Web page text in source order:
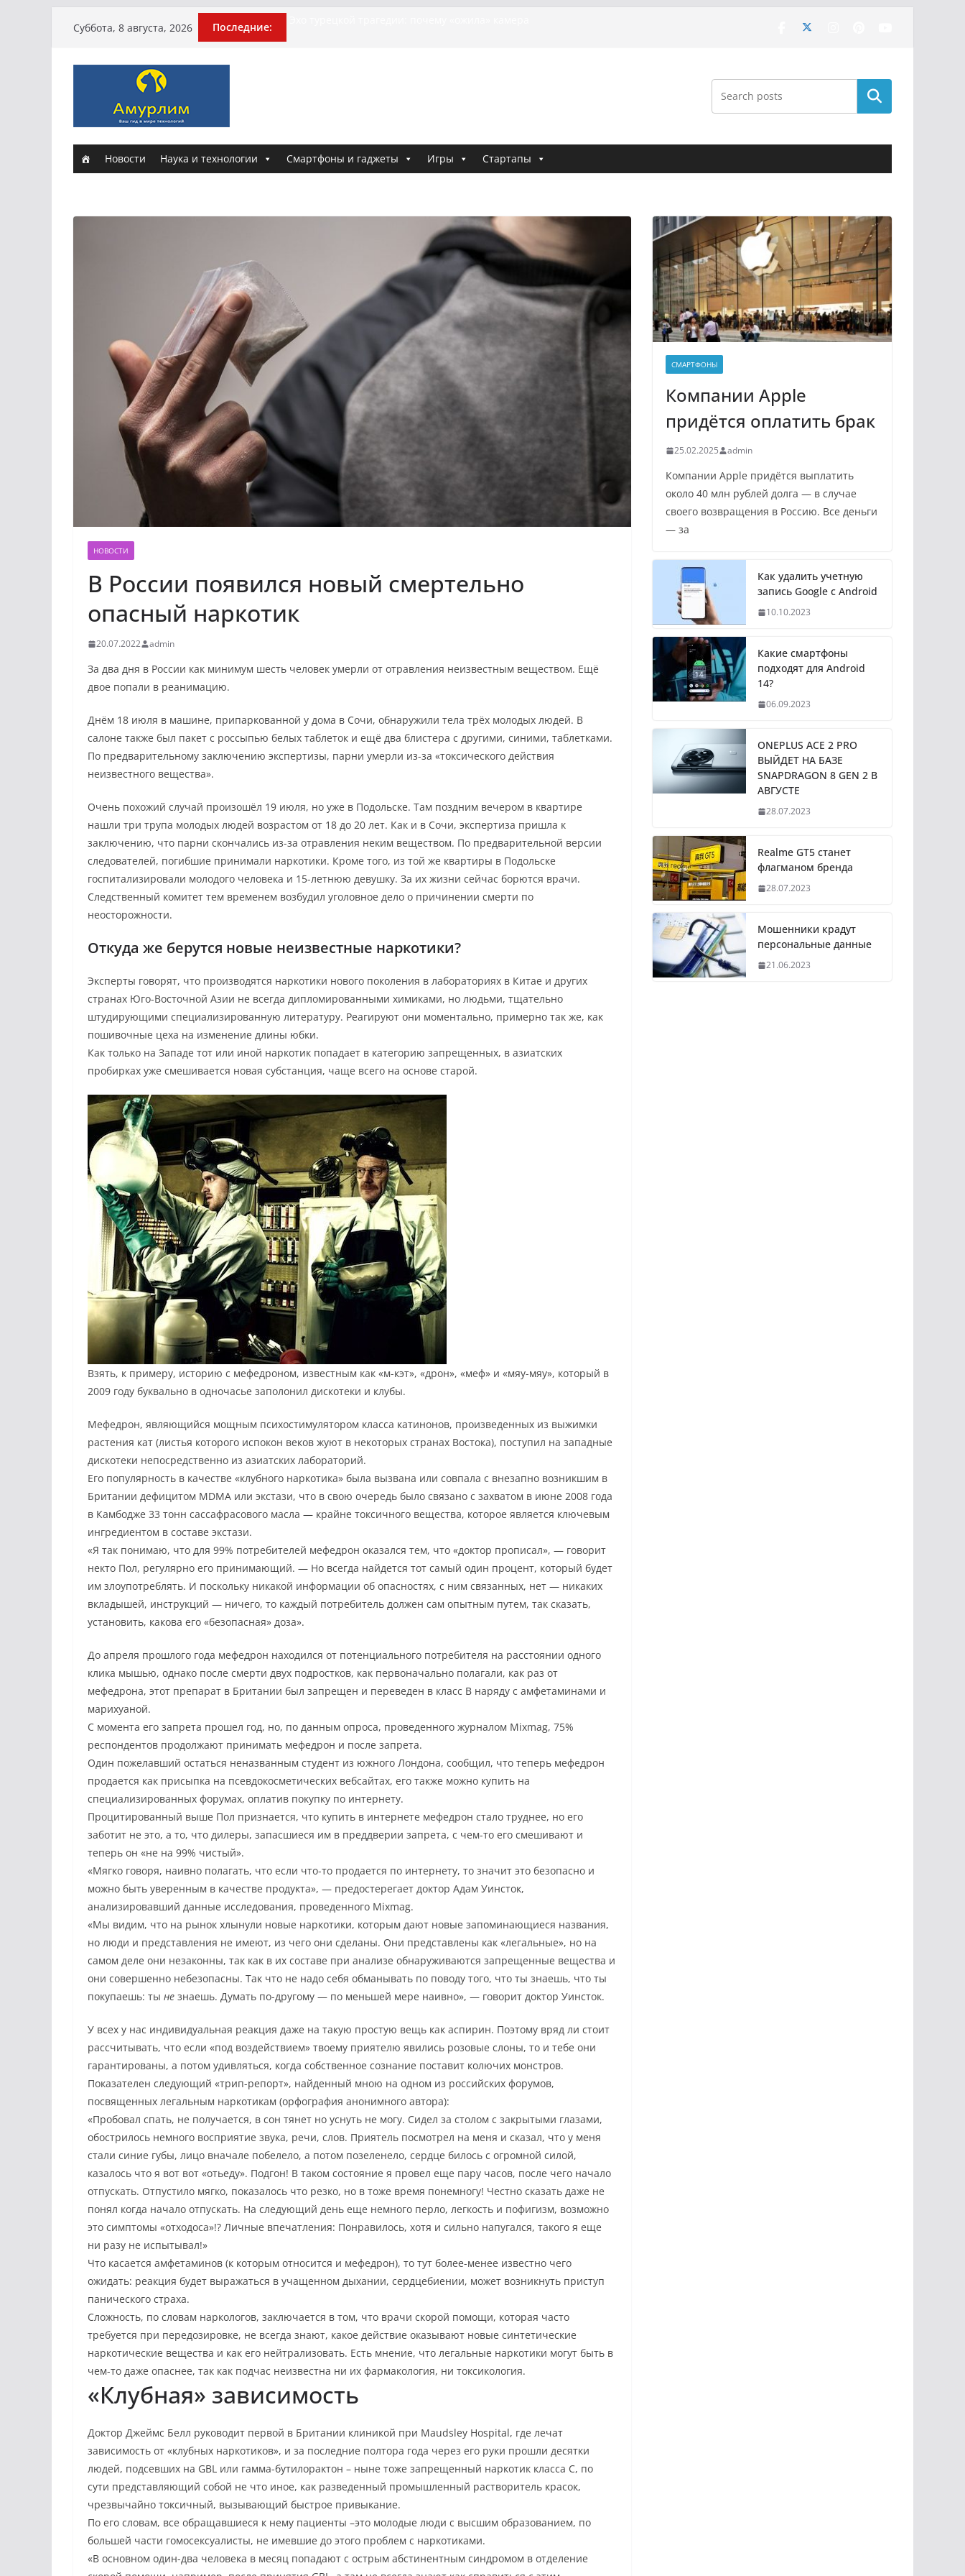
Суббота, 8 августа, 2026 Последние:
Поиск
Новости Наука и технологии Смартфоны и гаджеты Игры Стартапы
НОВОСТИ
В России появился новый смертельно
опасный наркотик
20.07.2022 admin
За два дня в России как минимум шесть человек умерли от отравления неизвестным веществом. Ещё
двое попали в реанимацию.
Днём 18 июля в машине, припаркованной у дома в Сочи, обнаружили тела трёх молодых людей. В
салоне также был пакет с россыпью белых таблеток и ещё два блистера с другими, синими, таблетками.
По предварительному заключению экспертизы, парни умерли из-за «токсического действия
неизвестного вещества».
Очень похожий случай произошёл 19 июля, но уже в Подольске. Там поздним вечером в квартире
нашли три трупа молодых людей возрастом от 18 до 20 лет. Как и в Сочи, экспертиза пришла к
заключению, что парни скончались из-за отравления неким веществом. По предварительной версии
следователей, погибшие принимали наркотики. Кроме того, из той же квартиры в Подольске
госпитализировали молодого человека и 15-летнюю девушку. За их жизни сейчас борются врачи.
Следственный комитет тем временем возбудил уголовное дело о причинении смерти по
неосторожности.
Откуда же берутся новые неизвестные наркотики?
Эксперты говорят, что производятся наркотики нового поколения в лабораториях в Китае и других
странах Юго-Восточной Азии не всегда дипломированными химиками, но людьми, тщательно
штудирующими специализированную литературу. Реагируют они моментально, примерно так же, как
пошивочные цеха на изменение длины юбки.
Как только на Западе тот или иной наркотик попадает в категорию запрещенных, в азиатских
пробирках уже смешивается новая субстанция, чаще всего на основе старой.
Взять, к примеру, историю с мефедроном, известным как «м-кэт», «дрон», «меф» и «мяу-мяу», который в
2009 году буквально в одночасье заполонил дискотеки и клубы.
Мефедрон, являющийся мощным психостимулятором класса катинонов, произведенных из выжимки
растения кат (листья которого испокон веков жуют в некоторых странах Востока), поступил на западные
дискотеки непосредственно из азиатских лабораторий.
Его популярность в качеcтве «клубного наркотика» была вызвана или совпала с внезапно возникшим в
Британии дефицитом MDMA или экстази, что в свою очередь было связано с захватом в июне 2008 года
в Камбодже 33 тонн сассафрасового масла — крайне токсичного вещества, которое является ключевым
ингредиентом в составе экстази.
«Я так понимаю, что для 99% потребителей мефедрон оказался тем, что «доктор прописал», — говорит
некто Пол, регулярно его принимающий. — Но всегда найдется тот самый один процент, который будет
им злоупотреблять. И поскольку никакой информации об опасностях, с ним связанных, нет — никаких
вкладышей, инструкций — ничего, то каждый потребитель должен сам опытным путем, так сказать,
установить, какова его «безопасная» доза».
До апреля прошлого года мефедрон находился от потенциального потребителя на расстоянии одного
клика мышью, однако после смерти двух подростков, как первоначально полагали, как раз от
мефедрона, этот препарат в Британии был запрещен и переведен в класс В наряду с амфетаминами и
марихуаной.
С момента его запрета прошел год, но, по данным опроса, проведенного журналом Mixmag, 75%
респондентов продолжают принимать мефедрон и после запрета.
Один пожелавший остаться неназванным студент из южного Лондона, сообщил, что теперь мефедрон
продается как присыпка на псевдокосметических вебсайтах, его также можно купить на
специализированных форумах, оплатив покупку по интернету.
Процитированный выше Пол признается, что купить в интернете мефедрон стало труднее, но его
заботит не это, а то, что дилеры, запасшиеся им в преддверии запрета, с чем-то его смешивают и
теперь он «не на 99% чистый».
«Мягко говоря, наивно полагать, что если что-то продается по интернету, то значит это безопасно и
можно быть уверенным в качестве продукта», — предостерегает доктор Адам Уинсток,
анализировавший данные исследования, проведенного Mixmag.
«Мы видим, что на рынок хлынули новые наркотики, которым дают новые запоминающиеся названия,
но люди и представления не имеют, из чего они сделаны. Они представлены как «легальные», но на
самом деле они незаконны, так как в их составе при анализе обнаруживаются запрещенные вещества и
они совершенно небезопасны. Так что не надо себя обманывать по поводу того, что ты знаешь, что ты
покупаешь: ты не знаешь. Думать по-другому — по меньшей мере наивно», — говорит доктор Уинсток.
У всех у нас индивидуальная реакция даже на такую простую вещь как аспирин. Поэтому вряд ли стоит
рассчитывать, что если «под воздействием» твоему приятелю явились розовые слоны, то и тебе они
гарантированы, а потом удивляться, когда собственное сознание поставит колючих монстров.
Показателен следующий «трип-репорт», найденный мною на одном из российских форумов,
посвященных легальным наркотикам (орфография анонимного автора):
«Пробовал спать, не получается, в сон тянет но уснуть не могу. Сидел за столом с закрытыми глазами,
обострилось немного восприятие звука, речи, слов. Приятель посмотрел на меня и сказал, что у меня
стали синие губы, лицо вначале побелело, а потом позеленело, сердце билось с огромной силой,
казалось что я вот вот «отьеду». Подгон! В таком состояние я провел еще пару часов, после чего начало
отпускать. Отпустило мягко, показалось что резко, но в тоже время понемногу! Честно сказать даже не
понял когда начало отпускать. На следующий день еще немного перло, легкость и пофигизм, возможно
это симптомы «отходоса»!? Личные впечатления: Понравилось, хотя и сильно напугался, такого я еще
ни разу не испытывал!»
Что касается амфетаминов (к которым относится и мефедрон), то тут более-менее известно чего
ожидать: реакция будет выражаться в учащенном дыхании, сердцебиении, может возникнуть приступ
панического страха.
Сложность, по словам наркологов, заключается в том, что врачи скорой помощи, которая часто
требуется при передозировке, не всегда знают, какое действие оказывают новые синтетические
наркотические вещества и как его нейтрализовать. Есть мнение, что легальные наркотики могут быть в
чем-то даже опаснее, так как подчас неизвестна ни их фармакология, ни токсикология.
«Клубная» зависимость
Доктор Джеймс Белл руководит первой в Британии клиникой при Maudsley Hospital, где лечат
зависимость от «клубных наркотиков», и за последние полтора года через его руки прошли десятки
людей, подсевших на GBL или гамма-бутилорактон – ныне тоже запрещенный наркотик класса С, по
сути представляющий собой не что иное, как разведенный промышленный растворитель красок,
чрезвычайно токсичный, вызывающий быстрое привыкание.
По его словам, все обращавшиеся к нему пациенты –это молодые люди с высшим образованием, по
большей части гомосексуалисты, не имевшие до этого проблем с наркотиками.
«В основном один-два человека в месяц попадают с острым абстинентным синдромом в отделение
СМАРТФОНЫ
Компании Apple
придётся оплатить брак
25.02.2025 admin
Компании Apple придётся выплатить
около 40 млн рублей долга — в случае
своего возвращения в Россию. Все деньги
— за
Как удалить учетную
запись Google с Android
10.10.2023
Какие смартфоны
подходят для Android
14?
06.09.2023
ONEPLUS ACE 2 PRO
ВЫЙДЕТ НА БАЗЕ
SNAPDRAGON 8 GEN 2 В
АВГУСТЕ
28.07.2023
Realme GT5 станет
флагманом бренда
28.07.2023
Мошенники крадут
персональные данные
21.06.2023